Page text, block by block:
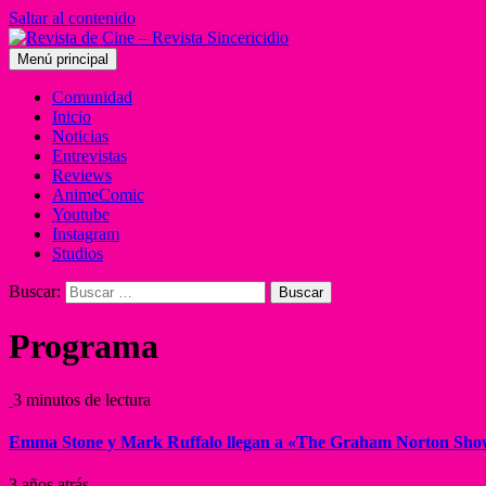
Saltar al contenido
Menú principal
Comunidad
Inicio
Noticias
Entrevistas
Reviews
AnimeComic
Youtube
Instagram
Studios
Buscar:
Programa
3 minutos de lectura
Emma Stone y Mark Ruffalo llegan a «The Graham Norton